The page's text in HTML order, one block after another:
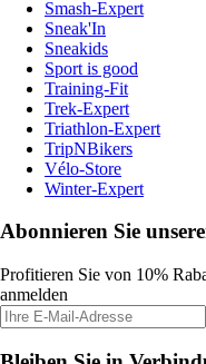
Smash-Expert
Sneak'In
Sneakids
Sport is good
Training-Fit
Trek-Expert
Triathlon-Expert
TripNBikers
Vélo-Store
Winter-Expert
Abonnieren Sie
Profitieren Sie von 10%
anmelden